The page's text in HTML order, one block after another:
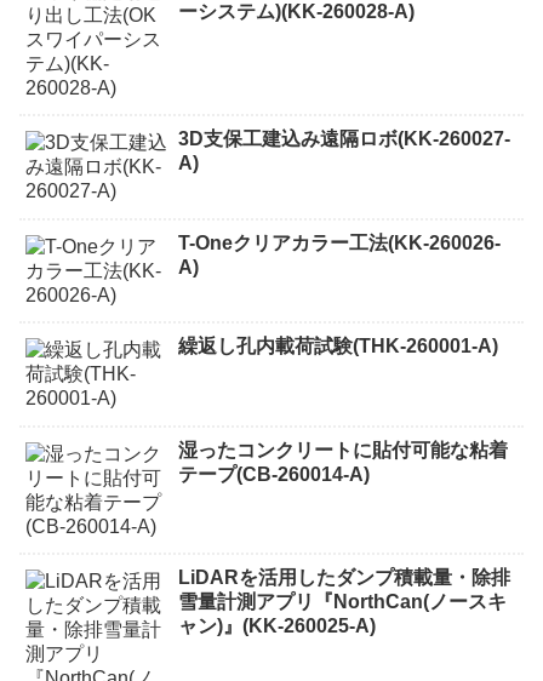
ーシステム)(KK-260028-A)
3D支保工建込み遠隔ロボ(KK-260027-
A)
T-Oneクリアカラー工法(KK-260026-
A)
繰返し孔内載荷試験(THK-260001-A)
湿ったコンクリートに貼付可能な粘着
テープ(CB-260014-A)
LiDARを活用したダンプ積載量・除排
雪量計測アプリ『NorthCan(ノースキ
ャン)』(KK-260025-A)